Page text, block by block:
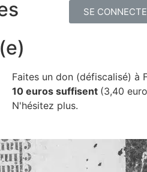
SE
Faites un don (défiscalisé) à
10 euros suffisent (3,40
N'hésitez plus.